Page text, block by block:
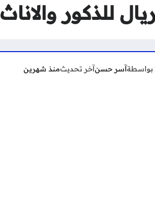
للذكور والاناث
بواسطةآسر حسنآخر تحديثمنذ شهرين